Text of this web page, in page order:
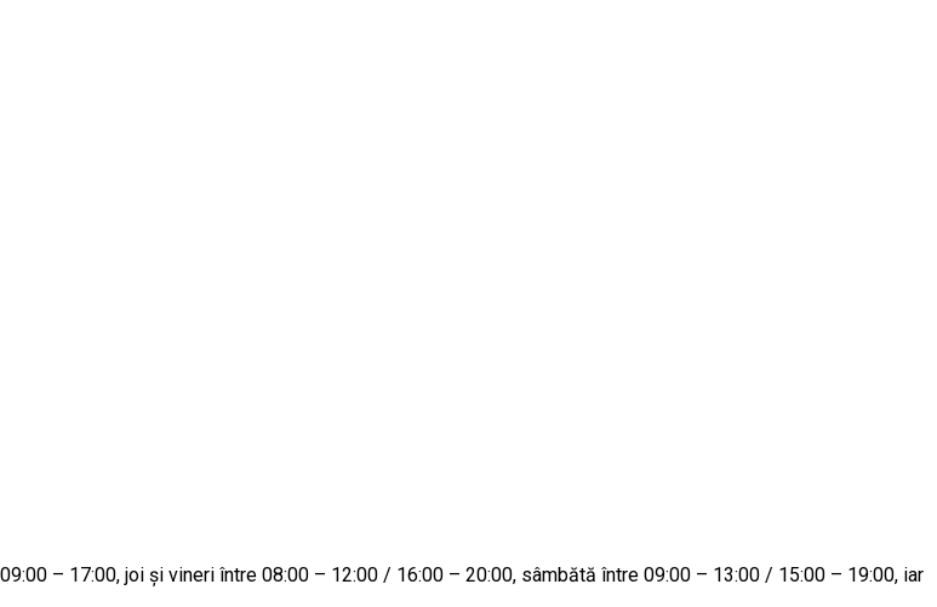
– 17:00, joi și vineri între 08:00 – 12:00 / 16:00 – 20:00, sâmbătă între 09:00 – 13:00 / 15:00 – 19:00, iar